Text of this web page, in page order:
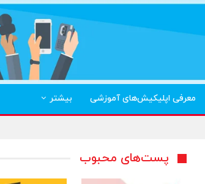
معرفی اپلیکیش‌های آموزشی بیشتر
پست‌های محبوب